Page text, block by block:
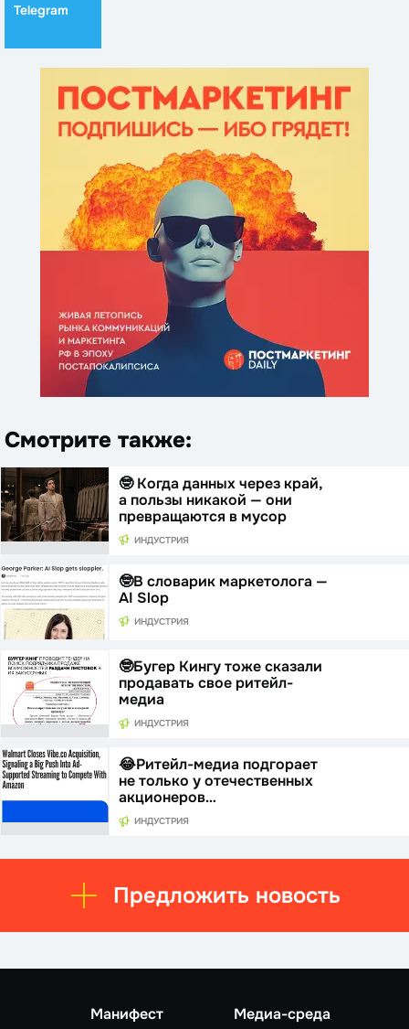
Telegram
Смотрите также:
🤓 Когда данных через край,
а пользы никакой — они
превращаются в мусор
ИНДУСТРИЯ
🤓В словарик маркетолога —
AI Slop
ИНДУСТРИЯ
🤓Бугер Кингу тоже сказали
продавать свое ритейл-
медиа
ИНДУСТРИЯ
😂Ритейл-медиа подгорает
не только у отечественных
акционеров…
ИНДУСТРИЯ
Предложить новость
Манифест Медиа-среда